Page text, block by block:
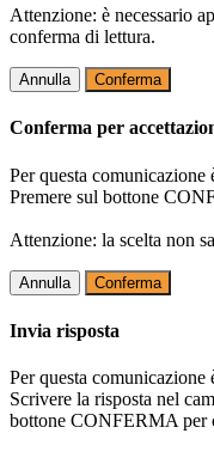
Attenzione: è necessario
conferma di lettura.
Annulla Conferma
Conferma per
Per questa comunicazione
Premere sul bottone
Attenzione: la scelta non
Annulla Conferma
Invia risposta
Per questa comunicazione
Scrivere la risposta nel
bottone CONFERMA per